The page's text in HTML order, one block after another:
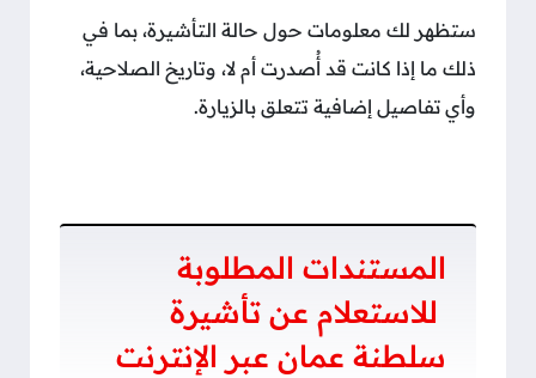
ستظهر لك معلومات حول حالة التأشيرة، بما في
ذلك ما إذا كانت قد أُصدرت أم لا، وتاريخ الصلاحية،
وأي تفاصيل إضافية تتعلق بالزيارة.
المستندات المطلوبة
للاستعلام عن تأشيرة
سلطنة عمان عبر الإنترنت